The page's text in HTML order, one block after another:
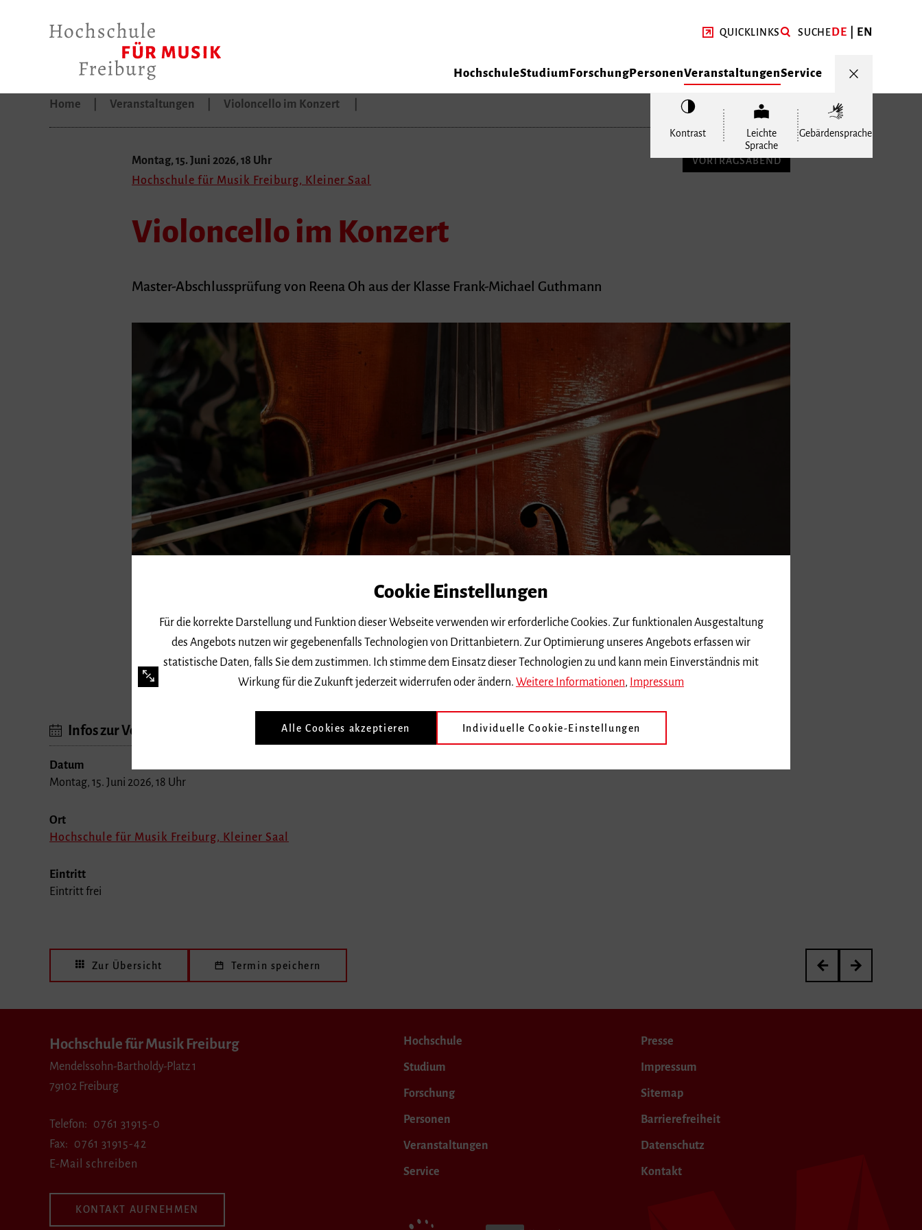
Leichte
Sprache
Gebärdensprache
Home Veranstaltungen Violoncello im Konzert
Montag, 15. Juni 2026, 18 Uhr
Hochschule für Musik Freiburg, Kleiner Saal
VORTRAGSABEND
Violoncello im Konzert
Master-Abschlussprüfung von Reena Oh aus der Klasse Frank-Michael Guthmann
Infos zur Veranstaltung
Datum
Montag, 15. Juni 2026, 18 Uhr
Ort
Hochschule für Musik Freiburg, Kleiner Saal
Eintritt
Eintritt frei
Zur Übersicht Termin speichern
Abschlusskonzert von
Hochschule für Musik Freiburg
Mendelssohn-Bartholdy-Platz 1
79102 Freiburg
Telefon
0761 31915-0
Fax
0761 31915-42
E-Mail schreiben
KONTAKT AUFNEHMEN
Hochschule
Studium
Forschung
Personen
Veranstaltungen
Service
Presse
Impressum
Sitemap
Barrierefreiheit
Datenschutz
Kontakt
Cookie Einstellungen
des Angebots nutzen wir gegebenenfalls Technologien von Drittanbietern. Zur Optimierung unseres Angebots erfassen wir
statistische Daten, falls Sie dem zustimmen. Ich stimme dem Einsatz dieser Technologien zu und kann mein Einverständnis mit
Weitere Informationen